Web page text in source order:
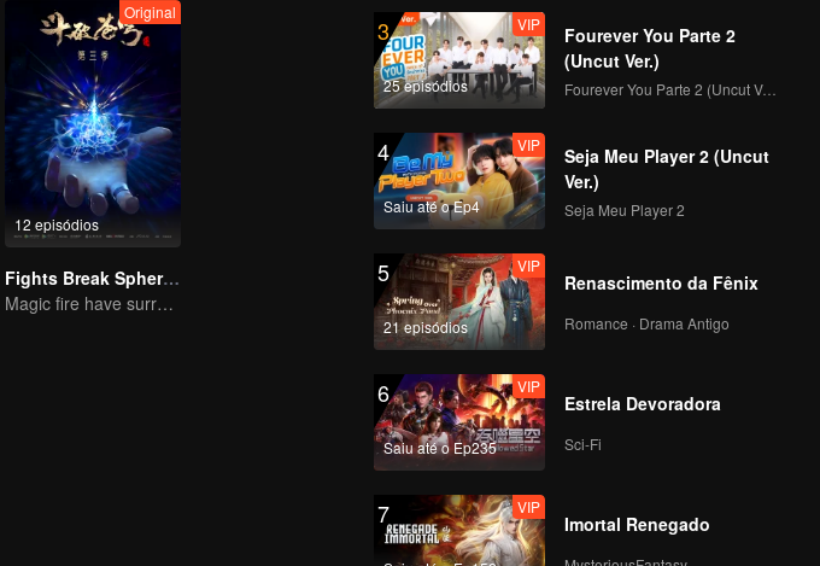
229
231
VIP
232
233
VIP
234
VIP
235
VIP
237
VIP
238
239
VIP
240
12 episódios
Original
Fights Break Sphere S3
Magic fire have surrendered! Xiao Yan mastered the fighting skill——Buddha anger Lotus!
3
25 episódios
VIP
Fourever You Parte 2
(Uncut Ver.)
Fourever You Parte 2 (Uncut Ver.)
4
Saiu até o Ep4
VIP
Seja Meu Player 2 (Uncut
Ver.)
Seja Meu Player 2
5
21 episódios
VIP
Renascimento da Fênix
Romance · Drama Antigo
6
Saiu até o Ep235
VIP
Estrela Devoradora
Sci-Fi
7 VIP
Imortal Renegado